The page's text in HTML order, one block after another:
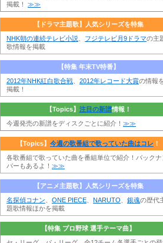
掲載！ ≫≫
【ドラマ主題歌】人気シリーズを特集
NHK朝の連続テレビ小説
フジテレビ月9ドラマの主
歌情報を掲載
【特集 年末TV特番】
2012年NHK紅白歌合戦
2012年レコード大賞の情報
掲載！
【Topics】 注目の新譜情報！
今週発売の新譜をディスクごとに紹介！ ≫≫
【Topics】 今週の歌番組で歌っていた曲はコレ ！
各歌番組で歌っていた曲を番組単位で紹介！バックナ
バーもあるよ！ ≫≫
【アニメ主題歌】人気シリーズを特集
名探偵コナン
ONE PIECE NARUTO 銀魂の歴代
題歌情報ほかを掲載
【特集 プロ野球 選手テーマ曲】